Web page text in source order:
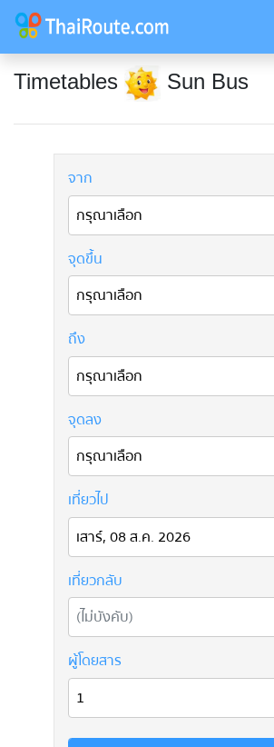
Timetables Sun Bus